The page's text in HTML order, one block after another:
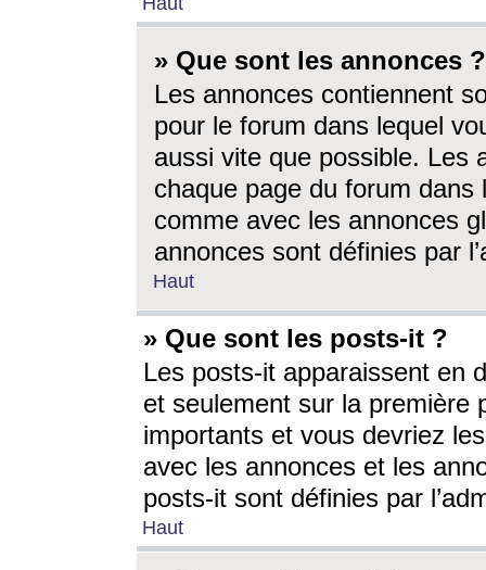
» Que sont les annonces ?
Les annonces contiennent
pour le forum dans lequel
aussi vite que possible. Les
chaque page du forum dans
comme avec les annonces
annonces sont définies par
Haut
» Que sont les posts-it ?
Les posts-it apparaissent en
et seulement sur la première
importants et vous devriez
avec les annonces et les
posts-it sont définies par
Haut